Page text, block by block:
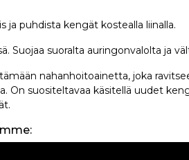
ja puhdista kengät kostealla liinalla.
Suojaa suoralta auringonvalolta ja
nahanhoitoainetta, joka
On suositeltavaa käsitellä uudet